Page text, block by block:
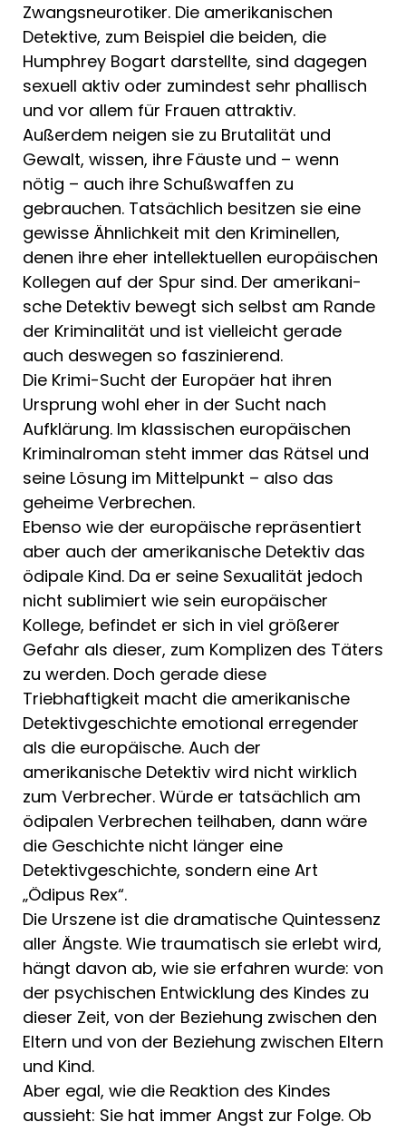
Zwangsneuroti­ker. Die amerikani­schen
Detektive, zum Beispiel die beiden, die
Humphrey Bo­gart darstellte, sind dagegen
sexuell aktiv oder zumindest sehr phallisch
und vor al­lem für Frauen at­traktiv.
Außerdem neigen sie zu Brutali­tät und
Gewalt, wis­sen, ihre Fäuste und – wenn
nötig – auch ihre Schußwaffen zu
gebrauchen. Tatsäch­lich besitzen sie eine
gewisse Ähnlichkeit mit den Kriminellen,
denen ihre eher intel­lektuellen europäi­schen
Kollegen auf der Spur sind. Der amerikani­
sche Detektiv bewegt sich selbst am Rande
der Kriminalität und ist vielleicht gerade
auch deswegen so faszinierend.
Die Krimi-Sucht der Europäer hat ihren
Ursprung wohl eher in der Sucht nach
Aufklärung. Im klassischen euro­päischen
Kriminalroman steht immer das Rätsel und
seine Lösung im Mittelpunkt – also das
geheime Verbrechen.
Ebenso wie der europäische repräsen­tiert
aber auch der amerikanische Detek­tiv das
ödipale Kind. Da er seine Sexuali­tät jedoch
nicht sublimiert wie sein euro­päischer
Kollege, befindet er sich in viel größerer
Gefahr als dieser, zum Kompli­zen des Täters
zu werden. Doch gerade diese
Triebhaftigkeit macht die amerikanische
Detektivgeschichte emotional erre­gender
als die europäische. Auch der
amerikanische Detektiv wird nicht wirk­lich
zum Verbrecher. Würde er tatsächlich am
ödipalen Verbrechen teilhaben, dann wäre
die Geschichte nicht länger eine
Detektivgeschichte, sondern eine Art
„Ödipus Rex“.
Die Urszene ist die dramatische Quint­essenz
aller Ängste. Wie traumatisch sie erlebt wird,
hängt davon ab, wie sie erfah­ren wurde: von
der psychischen Entwick­lung des Kindes zu
dieser Zeit, von der Beziehung zwischen den
Eltern und von der Beziehung zwischen Eltern
und Kind.
Aber egal, wie die Reaktion des Kindes
aussieht: Sie hat immer Angst zur Folge. Ob